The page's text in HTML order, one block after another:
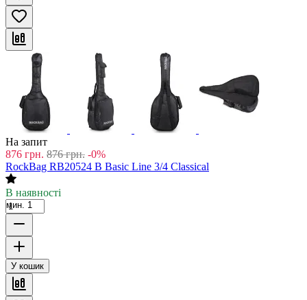
На запит
876 грн. 876 грн. -0%
RockBag RB20524 B Basic Line 3/4 Classical
В наявності
мин. 1
У кошик